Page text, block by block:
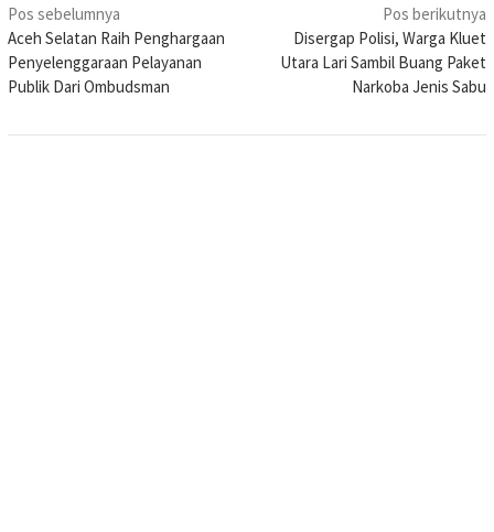
Navigasi
pos
Pos sebelumnya
Aceh Selatan Raih Penghargaan
Penyelenggaraan Pelayanan
Publik Dari Ombudsman
Pos berikutnya
Disergap Polisi, Warga Kluet
Utara Lari Sambil Buang Paket
Narkoba Jenis Sabu